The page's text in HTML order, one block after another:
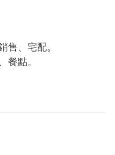
際會退休回鄉，發現
驗的他們，由門外漢
不斷去請教、詢問，
的田園生活…
售、宅配。
餐點。